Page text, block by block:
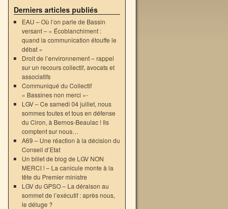
Derniers articles publiés
EAU – Où l’on parle de Bassin
versant – « Écoblanchiment :
quand la communication étouffe le
débat »
Droit de l’environnement – rappel
sur un recours collectif, avocats et
associatifs
Communiqué du Collectif
« Bassines non merci »-
LGV – Ce samedi 04 juillet, nous
sommes toutes et tous en défense
du Ciron, à Bernos-Beaulac ! Ils
comptent sur nous…
A69 – Une réaction à la décision du
Conseil d’Etat
Un billet de blog de LGV NON
MERCI ! – La canicule monte à la
tête du Premier ministre
LGV du GPSO – La déraison au
sommet de l’exécutif : après nous,
le déluge ?